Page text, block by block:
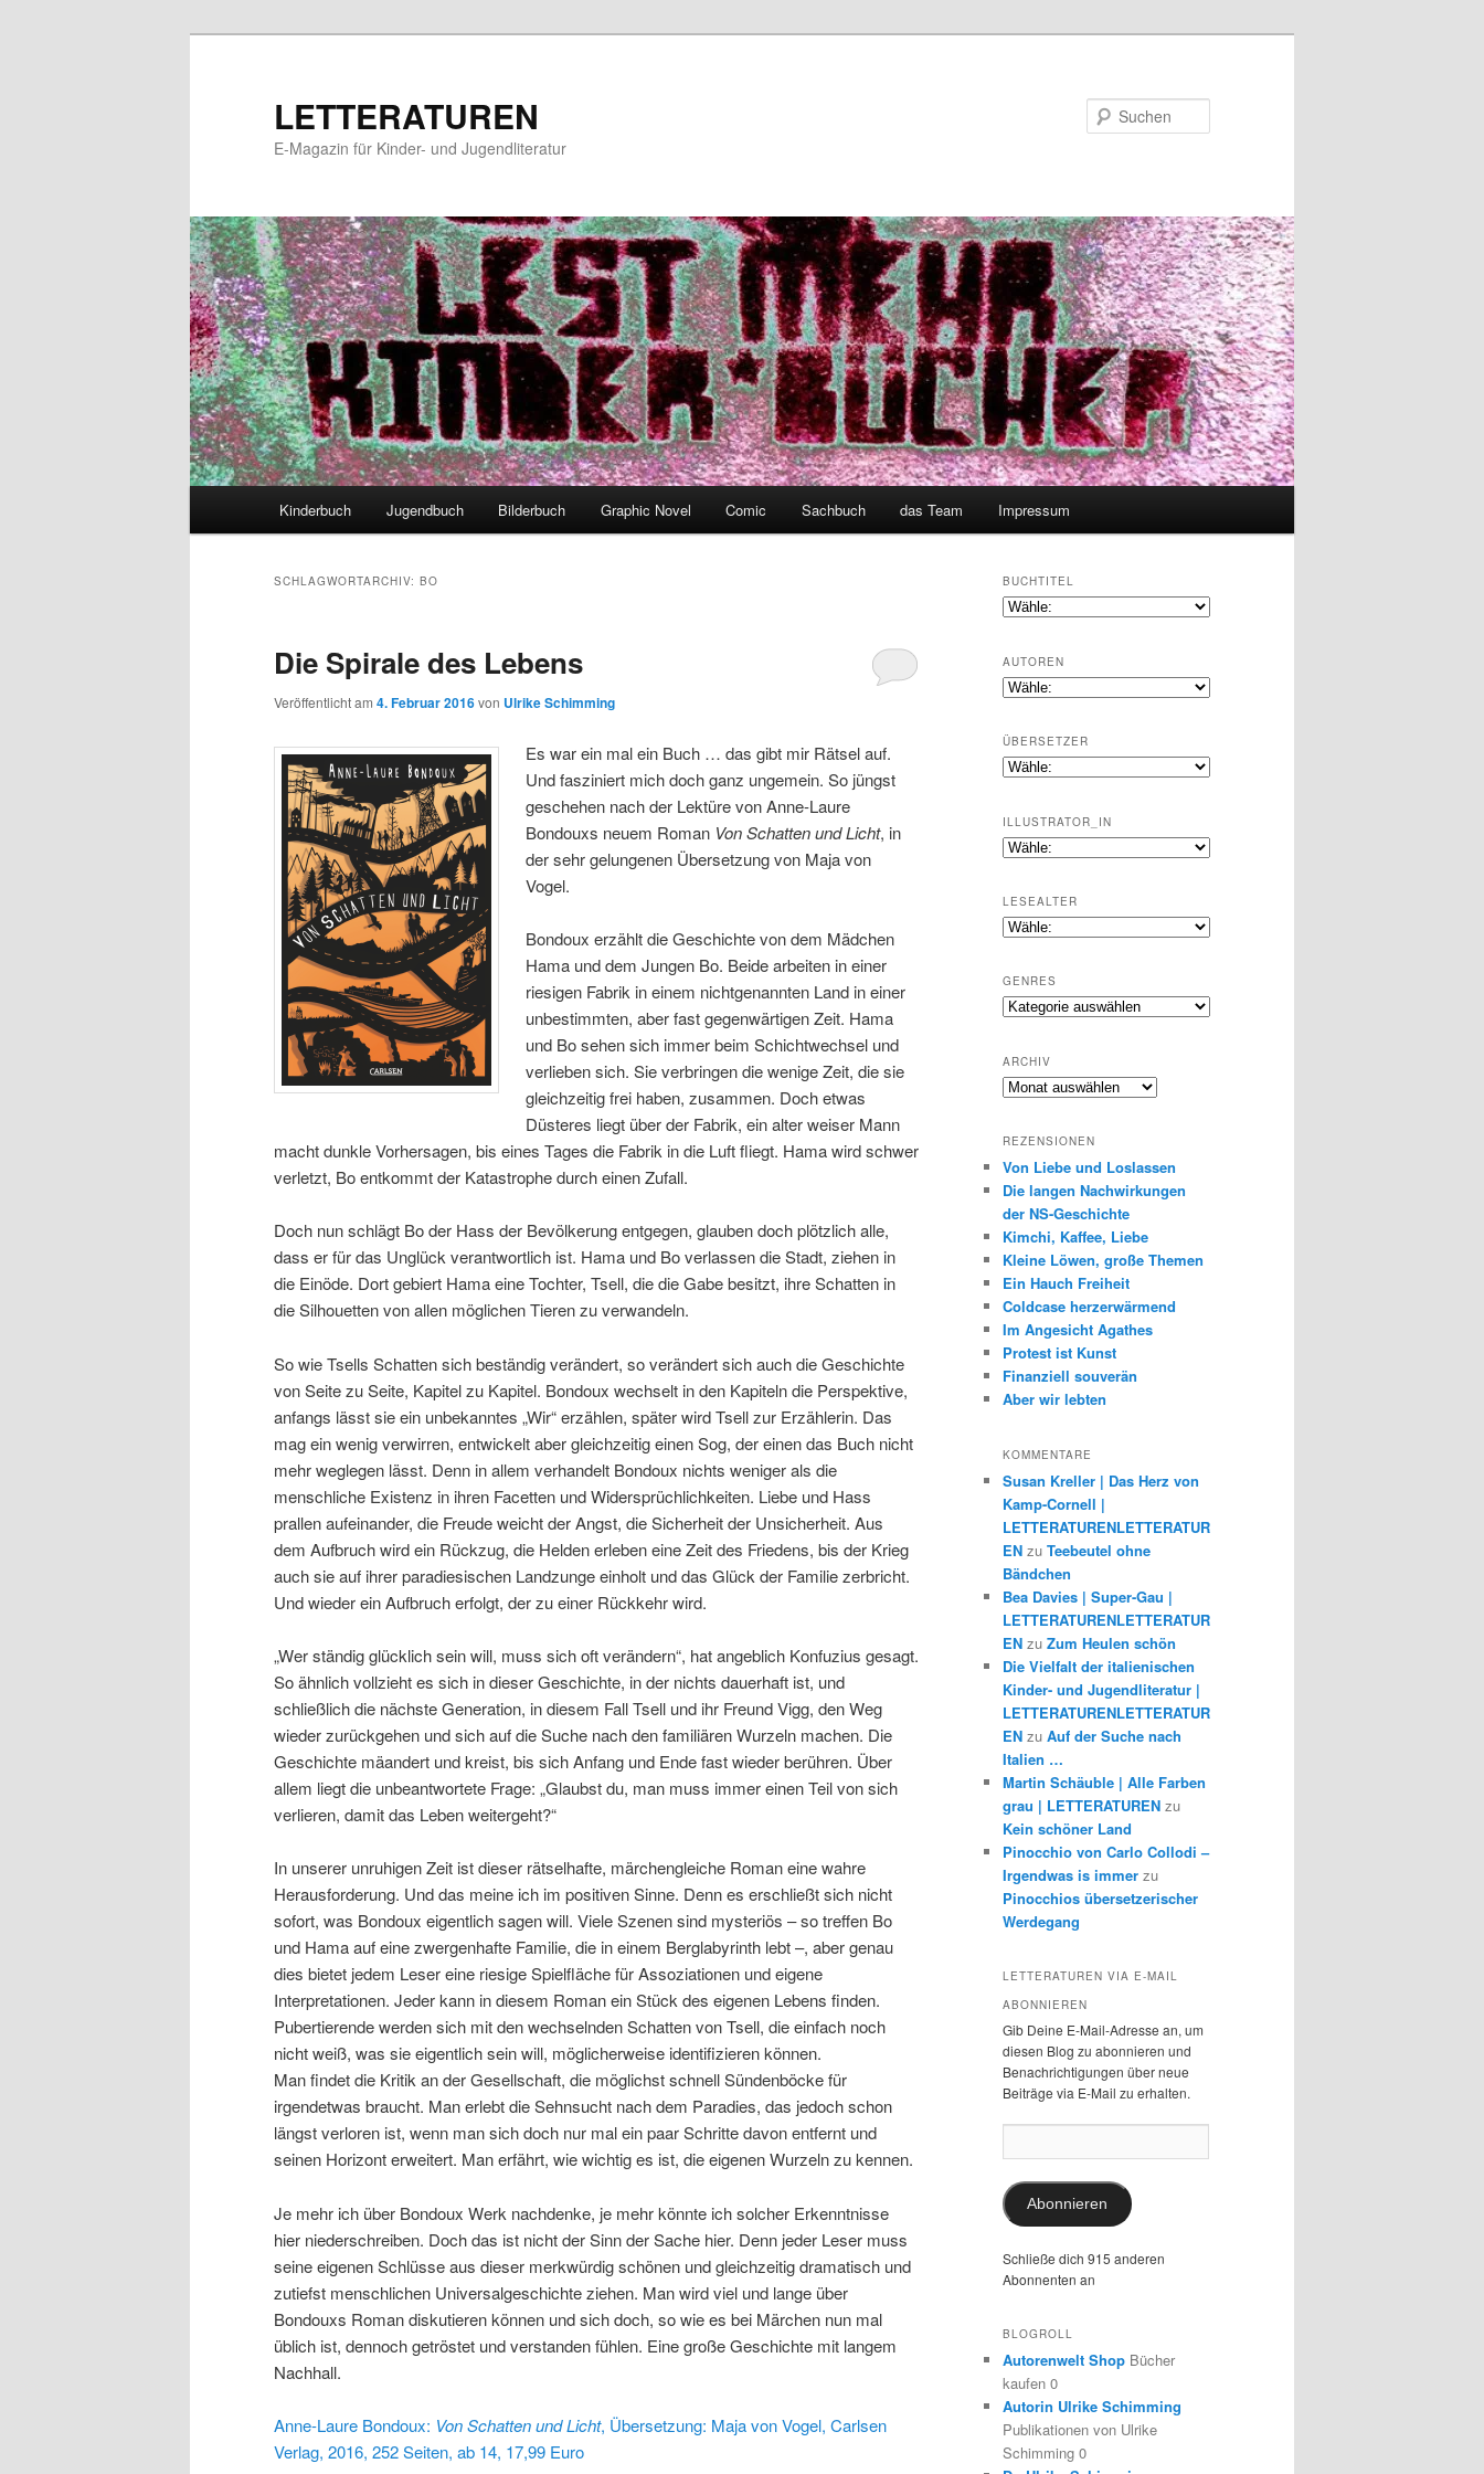
LETTERATUREN
E-Magazin für Kinder- und Jugendliteratur
Kinderbuch Jugendbuch Bilderbuch Graphic Novel Comic Sachbuch das Team Impressum
SCHLAGWORTARCHIV: BO
Die Spirale des Lebens
Veröffentlicht am 4. Februar 2016von Ulrike Schimming
Es war ein mal ein Buch … das gibt mir Rätsel auf.
Und fasziniert mich doch ganz ungemein. So jüngst
geschehen nach der Lektüre von Anne-Laure
Bondouxs neuem Roman Von Schatten und Licht, in
der sehr gelungenen Übersetzung von Maja von
Vogel.
Bondoux erzählt die Geschichte von dem Mädchen
Hama und dem Jungen Bo. Beide arbeiten in einer
riesigen Fabrik in einem nichtgenannten Land in einer
unbestimmten, aber fast gegenwärtigen Zeit. Hama
und Bo sehen sich immer beim Schichtwechsel und
verlieben sich. Sie verbringen die wenige Zeit, die sie
gleichzeitig frei haben, zusammen. Doch etwas
Düsteres liegt über der Fabrik, ein alter weiser Mann
macht dunkle Vorhersagen, bis eines Tages die Fabrik in die Luft fliegt. Hama wird schwer
verletzt, Bo entkommt der Katastrophe durch einen Zufall.
Doch nun schlägt Bo der Hass der Bevölkerung entgegen, glauben doch plötzlich alle,
dass er für das Unglück verantwortlich ist. Hama und Bo verlassen die Stadt, ziehen in
die Einöde. Dort gebiert Hama eine Tochter, Tsell, die die Gabe besitzt, ihre Schatten in
die Silhouetten von allen möglichen Tieren zu verwandeln.
So wie Tsells Schatten sich beständig verändert, so verändert sich auch die Geschichte
von Seite zu Seite, Kapitel zu Kapitel. Bondoux wechselt in den Kapiteln die Perspektive,
anfangs lässt sie ein unbekanntes „Wir“ erzählen, später wird Tsell zur Erzählerin. Das
mag ein wenig verwirren, entwickelt aber gleichzeitig einen Sog, der einen das Buch nicht
mehr weglegen lässt. Denn in allem verhandelt Bondoux nichts weniger als die
menschliche Existenz in ihren Facetten und Widersprüchlichkeiten. Liebe und Hass
prallen aufeinander, die Freude weicht der Angst, die Sicherheit der Unsicherheit. Aus
dem Aufbruch wird ein Rückzug, die Helden erleben eine Zeit des Friedens, bis der Krieg
auch sie auf ihrer paradiesischen Landzunge einholt und das Glück der Familie zerbricht.
Und wieder ein Aufbruch erfolgt, der zu einer Rückkehr wird.
„Wer ständig glücklich sein will, muss sich oft verändern“, hat angeblich Konfuzius gesagt.
So ähnlich vollzieht es sich in dieser Geschichte, in der nichts dauerhaft ist, und
schließlich die nächste Generation, in diesem Fall Tsell und ihr Freund Vigg, den Weg
wieder zurückgehen und sich auf die Suche nach den familiären Wurzeln machen. Die
Geschichte mäandert und kreist, bis sich Anfang und Ende fast wieder berühren. Über
allem liegt die unbeantwortete Frage: „Glaubst du, man muss immer einen Teil von sich
verlieren, damit das Leben weitergeht?“
In unserer unruhigen Zeit ist dieser rätselhafte, märchengleiche Roman eine wahre
Herausforderung. Und das meine ich im positiven Sinne. Denn es erschließt sich nicht
sofort, was Bondoux eigentlich sagen will. Viele Szenen sind mysteriös – so treffen Bo
und Hama auf eine zwergenhafte Familie, die in einem Berglabyrinth lebt –, aber genau
dies bietet jedem Leser eine riesige Spielfläche für Assoziationen und eigene
Interpretationen. Jeder kann in diesem Roman ein Stück des eigenen Lebens finden.
Pubertierende werden sich mit den wechselnden Schatten von Tsell, die einfach noch
nicht weiß, was sie eigentlich sein will, möglicherweise identifizieren können.
Man findet die Kritik an der Gesellschaft, die möglichst schnell Sündenböcke für
irgendetwas braucht. Man erlebt die Sehnsucht nach dem Paradies, das jedoch schon
längst verloren ist, wenn man sich doch nur mal ein paar Schritte davon entfernt und
seinen Horizont erweitert. Man erfährt, wie wichtig es ist, die eigenen Wurzeln zu kennen.
Je mehr ich über Bondoux Werk nachdenke, je mehr könnte ich solcher Erkenntnisse
hier niederschreiben. Doch das ist nicht der Sinn der Sache hier. Denn jeder Leser muss
seine eigenen Schlüsse aus dieser merkwürdig schönen und gleichzeitig dramatisch und
zutiefst menschlichen Universalgeschichte ziehen. Man wird viel und lange über
Bondouxs Roman diskutieren können und sich doch, so wie es bei Märchen nun mal
üblich ist, dennoch getröstet und verstanden fühlen. Eine große Geschichte mit langem
Nachhall.
Anne-Laure Bondoux: Von Schatten und Licht, Übersetzung: Maja von Vogel, Carlsen
Verlag, 2016, 252 Seiten, ab 14, 17,99 Euro
BUCHTITEL
AUTOREN
ÜBERSETZER
ILLUSTRATOR_IN
LESEALTER
GENRES
Genres
ARCHIV
Archiv
REZENSIONEN
Von Liebe und Loslassen
Die langen Nachwirkungen
der NS-Geschichte
Kimchi, Kaffee, Liebe
Kleine Löwen, große Themen
Ein Hauch Freiheit
Coldcase herzerwärmend
Im Angesicht Agathes
Protest ist Kunst
Finanziell souverän
Aber wir lebten
KOMMENTARE
Susan Kreller | Das Herz von
Kamp-Cornell |
LETTERATURENLETTERATUR
EN zu Teebeutel ohne
Bändchen
Bea Davies | Super-Gau |
LETTERATURENLETTERATUR
EN zu Zum Heulen schön
Die Vielfalt der italienischen
Kinder- und Jugendliteratur |
LETTERATURENLETTERATUR
EN zu Auf der Suche nach
Italien …
Martin Schäuble | Alle Farben
grau | LETTERATUREN zu
Kein schöner Land
Pinocchio von Carlo Collodi –
Irgendwas is immer zu
Pinocchios übersetzerischer
Werdegang
LETTERATUREN VIA E-MAIL
ABONNIEREN
Gib Deine E-Mail-Adresse an, um
diesen Blog zu abonnieren und
Benachrichtigungen über neue
Beiträge via E-Mail zu erhalten.
Mail-
Abonnieren
Schließe dich 915 anderen
Abonnenten an
BLOGROLL
Autorenwelt Shop Bücher
kaufen 0
Autorin Ulrike Schimming
Publikationen von Ulrike
Schimming 0